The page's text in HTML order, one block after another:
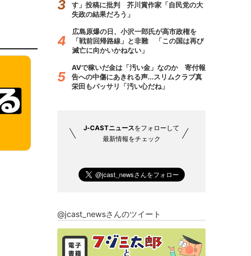
す」投稿に批判 芥川賞作家「自民党の大
失政の結果だろう」
広島原爆の日、小沢一郎氏が高市政権を
「戦前回帰路線」と非難 「この国は再び
滅亡に向かいかねない」
AVで稼いだ金は「汚い金」なのか 寄付報
告への中傷にあきれる声...スリムクラブ真
栄田もバッサリ「汚い心だね」
J-CASTニュースをフォローして
最新情報をチェック
@jcast_newsさんのツイート